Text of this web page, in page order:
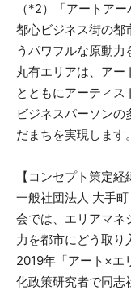
（*2）「アートアー
都心ビジネス街の都
うパワフルな原動
丸有エリアは、アー
とともにアーティス
ビジネスパーソン
だまちを実現します。
【コンセプト策定経
一般社団法人 大手
会では、エリアマネ
力を都市にどう取り
2019年「アート×エ
化政策研究者で同志